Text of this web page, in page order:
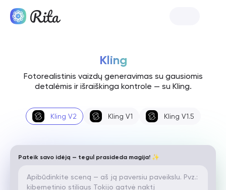
Kling
Fotorealistinis vaizdų generavimas su gausiomis
detalėmis ir išraiškinga kontrole — su Kling.
Kling V2 Kling V1 Kling V1.5
Pateik savo idėją — tegul prasideda magija! ✨